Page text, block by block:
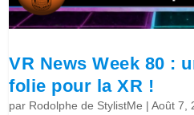
VR News Week 80 :
folie pour la XR !
par Rodolphe de StylistMe |Août 7,